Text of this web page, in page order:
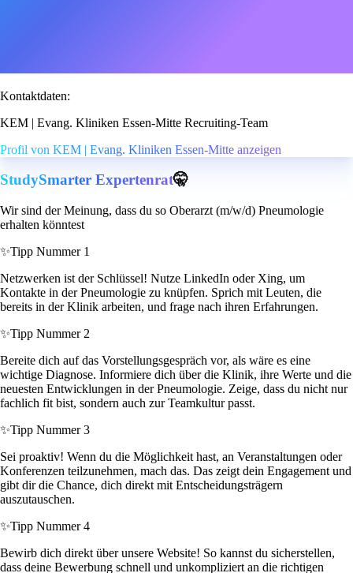
Kontaktdaten:
KEM | Evang. Kliniken Essen-Mitte Recruiting-Team
Profil von KEM | Evang. Kliniken Essen-Mitte anzeigen
StudySmarter Expertenrat🤫
Wir sind der Meinung, dass du so Oberarzt (m/w/d) Pneumologie
erhalten könntest
✨Tipp Nummer 1
Netzwerken ist der Schlüssel! Nutze LinkedIn oder Xing, um
Kontakte in der Pneumologie zu knüpfen. Sprich mit Leuten, die
bereits in der Klinik arbeiten, und frage nach ihren Erfahrungen.
✨Tipp Nummer 2
Bereite dich auf das Vorstellungsgespräch vor, als wäre es eine
wichtige Diagnose. Informiere dich über die Klinik, ihre Werte und die
neuesten Entwicklungen in der Pneumologie. Zeige, dass du nicht nur
fachlich fit bist, sondern auch zur Teamkultur passt.
✨Tipp Nummer 3
Sei proaktiv! Wenn du die Möglichkeit hast, an Veranstaltungen oder
Konferenzen teilzunehmen, mach das. Das zeigt dein Engagement und
gibt dir die Chance, dich direkt mit Entscheidungsträgern
auszutauschen.
✨Tipp Nummer 4
Bewirb dich direkt über unsere Website! So kannst du sicherstellen,
dass deine Bewerbung schnell und unkompliziert an die richtigen